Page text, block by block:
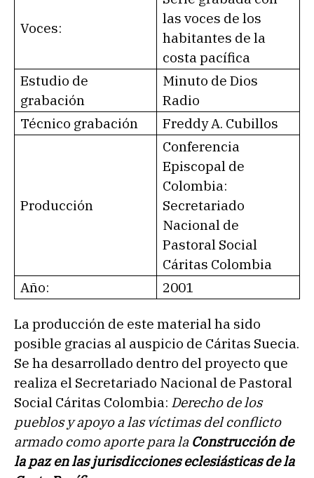
Voces:
las voces de los
habitantes de la
costa pacífica
Estudio de
grabación
Minuto de Dios
Radio
Técnico grabación
Freddy A. Cubillos
Producción
Conferencia
Episcopal de
Colombia:
Secretariado
Nacional de
Pastoral Social
Cáritas Colombia
Año:
2001
La producción de este material ha sido
posible gracias al auspicio de Cáritas Suecia.
Se ha desarrollado dentro del proyecto que
realiza el Secretariado Nacional de Pastoral
Social Cáritas Colombia: Derecho de los
pueblos y apoyo a las víctimas del conflicto
armado como aporte para la Construcción de
la paz en las jurisdicciones eclesiásticas de la